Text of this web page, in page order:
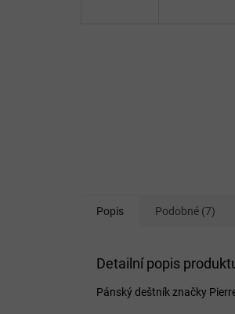
Popis Podobné (7)
Detailní popis
Pánský deštník značky